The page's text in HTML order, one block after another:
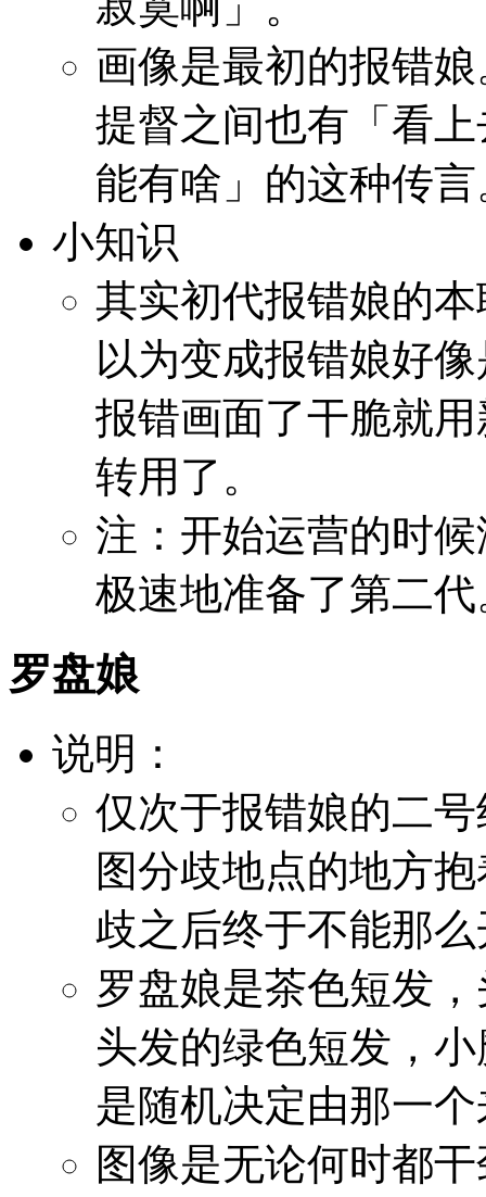
画像是最初的报错
提督之间也有「看
能有啥」的这种传
小知识
其实初代报错娘的
以为变成报错娘好
报错画面了干脆就
转用了。
注：开始运营的时
极速地准备了第二代
罗盘娘
说明：
仅次于报错娘的二
图分歧地点的地方
歧之后终于不能那
罗盘娘是茶色短发
头发的绿色短发，
是随机决定由那一
图像是无论何时都